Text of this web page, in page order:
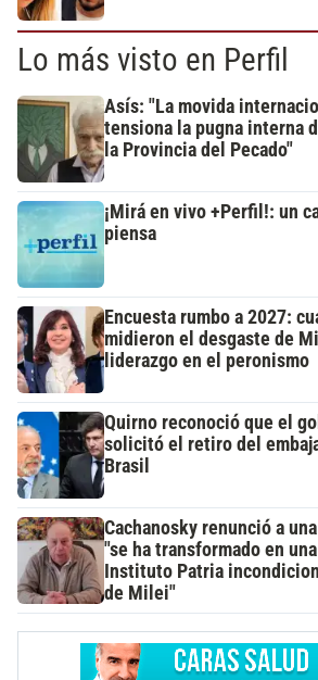
Lo más visto en Perfil
Asís: "La movida
tensiona la pugna interna
la Provincia del Pecado"
¡Mirá en vivo +Perfil!: un
piensa
Encuesta rumbo a 2027:
midieron el desgaste de
liderazgo en el peronismo
Quirno reconoció que el
solicitó el retiro del
Brasil
Cachanosky renunció a
"se ha transformado en
Instituto Patria
de Milei"